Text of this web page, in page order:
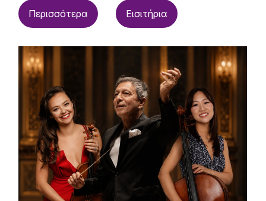
Περισσότερα Εισιτήρια